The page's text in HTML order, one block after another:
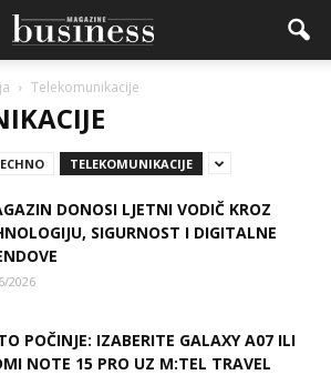
Telekomunikacije
TELEKOMUNIKACIJE
DONOSI LJETNI VODIČ KROZ
SIGURNOST I DIGITALNE
2026
POČINJE: IZABERITE GALAXY A07 ILI
NOTE 15 PRO UZ M:TEL TRAVEL